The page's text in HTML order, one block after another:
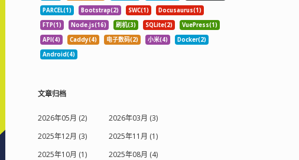
PARCEL(1)
Bootstrap(2) SWC(1)
Docusaurus(1)
FTP(1)
Node.js(16) 刷机(3) SQLite(2)
VuePress(1)
API(4)
Caddy(4) 电子数码(2) 小米(4)
Docker(2)
Android(4)
文章归档
2026年05月 (2)
2026年03月 (3)
2025年12月 (3)
2025年11月 (1)
2025年10月 (1)
2025年08月 (4)